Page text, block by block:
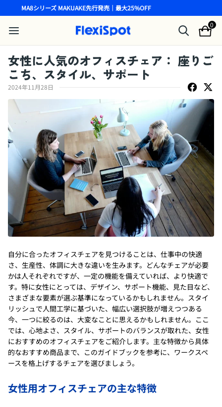
MA8シリーズ MAKUAKE先行発売｜最大25%OFF
0
女性に人気のオフィスチェア： 座りご
こち、スタイル、サポート
2024年11月28日
自分に合ったオフィスチェアを見つけることは、仕事中の快適
さ、生産性、体調に大きな違いを生みます。どんなチェアが必要
かは人それぞれですが、一定の機能を備えていれば、より快適で
す。特に女性にとっては、デザイン、サポート機能、見た目など、
さまざまな要素が選ぶ基準になっているかもしれません。スタイ
リッシュで人間工学に基づいた、幅広い選択肢が増えつつある
今、一つに絞るのは、大変なことに思えるかもしれません。ここ
では、心地よさ、スタイル、サポートのバランスが取れた、女性
におすすめのオフィスチェアをご紹介します。主な特徴から具体
的なおすすめ商品まで、このガイドブックを参考に、ワークスペ
ースを格上げするチェアを選びましょう。
女性用オフィスチェアの主な特徴